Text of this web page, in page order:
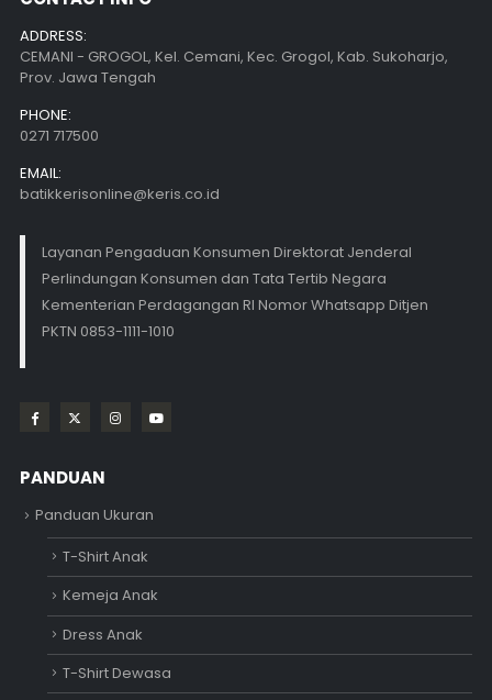
ADDRESS:
CEMANI - GROGOL, Kel. Cemani, Kec. Grogol, Kab. Sukoharjo,
Prov. Jawa Tengah
PHONE:
0271 717500
EMAIL:
batikkerisonline@keris.co.id
Layanan Pengaduan Konsumen Direktorat Jenderal
Perlindungan Konsumen dan Tata Tertib Negara
Kementerian Perdagangan RI Nomor Whatsapp Ditjen
PKTN 0853-1111-1010
PANDUAN
Panduan Ukuran
T-Shirt Anak
Kemeja Anak
Dress Anak
T-Shirt Dewasa